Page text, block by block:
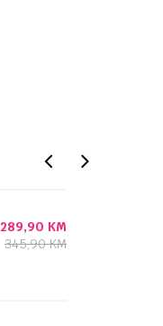
289,90 KM
345,90KM